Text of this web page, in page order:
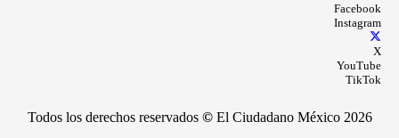
Facebook
Instagram
X
YouTube
TikTok
Todos los derechos reservados ©El Ciudadano México 2026